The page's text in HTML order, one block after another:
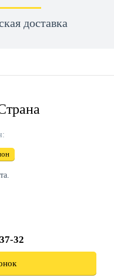
доставка
32